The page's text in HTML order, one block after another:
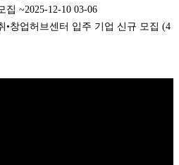
집 ~2025-12-10 03-06
•창업허브센터 입주 기업 신규 모집 (4